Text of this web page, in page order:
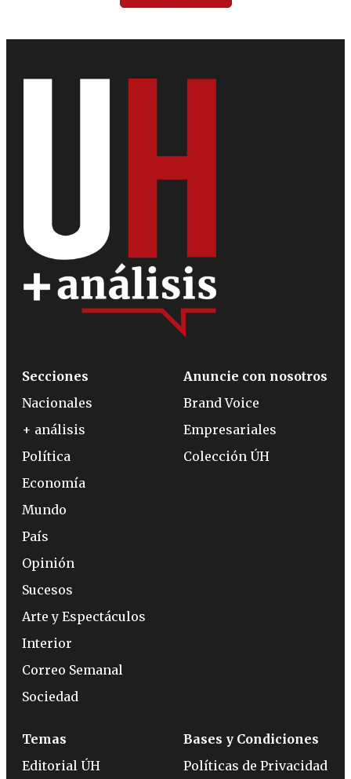
Secciones
Nacionales
+ análisis
Política
Economía
Mundo
País
Opinión
Sucesos
Arte y Espectáculos
Interior
Correo Semanal
Sociedad
Anuncie con nosotros
Brand Voice
Empresariales
Colección ÚH
Temas
Editorial ÚH
Bases y Condiciones
Políticas de Privacidad